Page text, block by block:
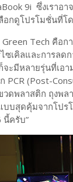
9i ซึ่งเราอ
กดูโปรโมชั่นที่โ
Green Tech คื
ไซเคิลและการ
จะมีหลายรุ่นที่เ
PCR (Post-
ดพลาสติก ถุงพ
บบสุดคุ้มจากโป
นี้ครับ”